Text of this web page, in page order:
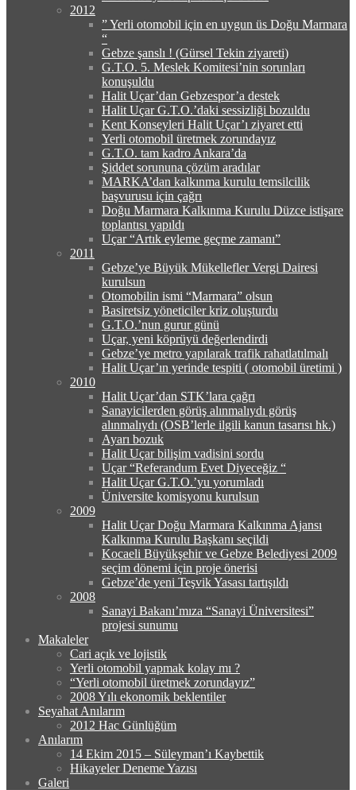
2012
” Yerli otomobil için en uygun üs Doğu Marmara
“
Gebze şanslı ! (Gürsel Tekin ziyareti)
G.T.O. 5. Meslek Komitesi’nin sorunları
konuşuldu
Halit Uçar’dan Gebzespor’a destek
Halit Uçar G.T.O.’daki sessizliği bozuldu
Kent Konseyleri Halit Uçar’ı ziyaret etti
Yerli otomobil üretmek zorundayız
G.T.O. tam kadro Ankara’da
Şiddet sorununa çözüm aradılar
MARKA’dan kalkınma kurulu temsilcilik
başvurusu için çağrı
Doğu Marmara Kalkınma Kurulu Düzce istişare
toplantısı yapıldı
Uçar “Artık eyleme geçme zamanı”
2011
Gebze’ye Büyük Mükellefler Vergi Dairesi
kurulsun
Otomobilin ismi “Marmara” olsun
Basiretsiz yöneticiler kriz oluşturdu
G.T.O.’nun gurur günü
Uçar, yeni köprüyü değerlendirdi
Gebze’ye metro yapılarak trafik rahatlatılmalı
Halit Uçar’ın yerinde tespiti ( otomobil üretimi )
2010
Halit Uçar’dan STK’lara çağrı
Sanayicilerden görüş alınmalıydı görüş
alınmalıydı (OSB’lerle ilgili kanun tasarısı hk.)
Ayarı bozuk
Halit Uçar bilişim vadisini sordu
Uçar “Referandum Evet Diyeceğiz “
Halit Uçar G.T.O.’yu yorumladı
Üniversite komisyonu kurulsun
2009
Halit Uçar Doğu Marmara Kalkınma Ajansı
Kalkınma Kurulu Başkanı seçildi
Kocaeli Büyükşehir ve Gebze Belediyesi 2009
seçim dönemi için proje önerisi
Gebze’de yeni Teşvik Yasası tartışıldı
2008
Sanayi Bakanı’mıza “Sanayi Üniversitesi”
projesi sunumu
Makaleler
Cari açık ve lojistik
Yerli otomobil yapmak kolay mı ?
“Yerli otomobil üretmek zorundayız”
2008 Yılı ekonomik beklentiler
Seyahat Anılarım
2012 Hac Günlüğüm
Anılarım
14 Ekim 2015 – Süleyman’ı Kaybettik
Hikayeler Deneme Yazısı
Galeri